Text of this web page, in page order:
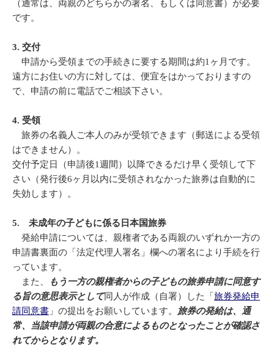
（通常は、両親のどちらかの署名、もしくは同意書）が必要
です。
3. 交付
申請から受領までの手続きに要する期間は約1ヶ月です。
遠方にお住いの方に対しては、便宜をはかっておりますの
で、申請の前に電話でご相談下さい。
4. 受領
旅券の名義人ご本人のみが受領できます（郵送による受領
はできません）。
交付予定日（申請後1週間）以降できるだけ早く受領して下
さい（発行後6ヶ月以内に受領されなかった旅券は自動的に
失効します）。
5. 未成年の子どもに係る日本国旅券
発給申請については、親権者である両親のいずれか一方の
申請書裏面の「法定代理人署名」欄への署名により手続を行
っています。
また、
もう一方の親権者からの子どもの旅券申請に同意す
る旨の意思表示として同人が作成（自署）した「 旅券発給申
請同意書 」の提出をお願いしています。
旅券の発給は、通
常、当該申請が両親の合意によるものとなったことが確認さ
れてからとなります。